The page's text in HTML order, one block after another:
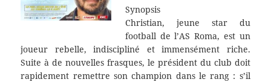
Synopsis
Christian, jeune star du
football de l’AS Roma, est un
joueur rebelle, indiscipliné et immensément riche.
Suite à de nouvelles frasques, le président du club doit
rapidement remettre son champion dans le rang : s’il